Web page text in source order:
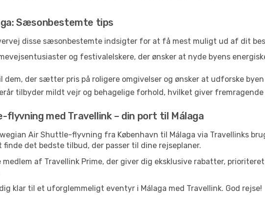
Sæsonbestemte tips
disse sæsonbestemte indsigter for at få mest muligt ud af dit
og festivalelskere, der ønsker at nyde byens
dem, der sætter pris på roligere omgivelser og ønsker at udforske
tilbyder mildt vejr og behagelige forhold, hvilket giver
flyvning med Travellink – din port til Málaga
Air Shuttle-flyvning fra København til Málaga via Travellinks
det bedste tilbud, der passer til dine rejseplaner.
af Travellink Prime, der giver dig eksklusive rabatter,
klar til et uforglemmeligt eventyr i Málaga med Travellink. God rejse!